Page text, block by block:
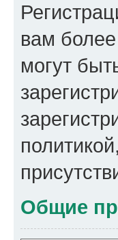
вам
могут
Общие